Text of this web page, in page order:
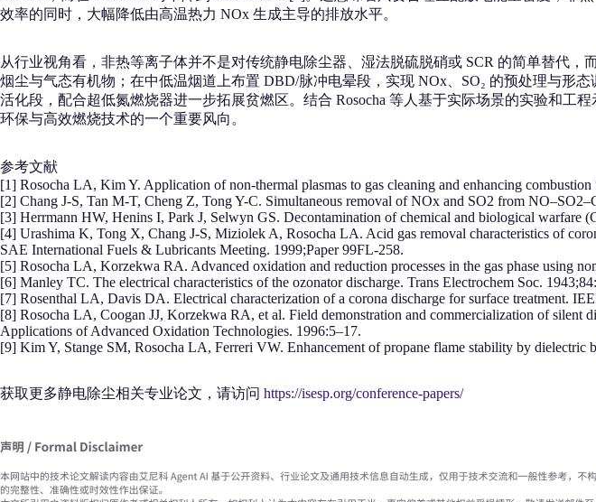
效率的同时，大幅降低由高温热力 NOx 生成主导的排放水平。
从行业视角看，非热等离子体并不是对传统静电除尘器、湿法脱硫脱硝或 SCR 的简单替代
烟尘与气态有机物；在中低温烟道上布置 DBD/脉冲电晕段，实现 NOx、SO₂ 的预处理与形
活化段，配合超低氮燃烧器进一步拓展贫燃区。结合 Rosocha 等人基于实际场景的实验和工
环保与高效燃烧技术的一个重要风向。
参考文献
[1] Rosocha LA, Kim Y. Application of non-thermal plasmas to gas cleaning and enhancing
[2] Chang J-S, Tan M-T, Cheng Z, Tong Y-C. Simultaneous removal of NOx and SO2 from
[3] Herrmann HW, Henins I, Park J, Selwyn GS. Decontamination of chemical and biological warfare
[4] Urashima K, Tong X, Chang J-S, Miziolek A, Rosocha LA. Acid gas removal characteristics of
SAE International Fuels & Lubricants Meeting. 1999;Paper 99FL-258.
[5] Rosocha LA, Korzekwa RA. Advanced oxidation and reduction processes in the gas phase using
[6] Manley TC. The electrical characteristics of the ozonator discharge. Trans Electrochem Soc.
[7] Rosenthal LA, Davis DA. Electrical characterization of a corona discharge for surface treatment.
[8] Rosocha LA, Coogan JJ, Korzekwa RA, et al. Field demonstration and commercialization of silent
Applications of Advanced Oxidation Technologies. 1996:5–17.
[9] Kim Y, Stange SM, Rosocha LA, Ferreri VW. Enhancement of propane flame stability by dielectric
获取更多静电除尘相关专业论文，请访问 https://isesp.org/conference-papers/